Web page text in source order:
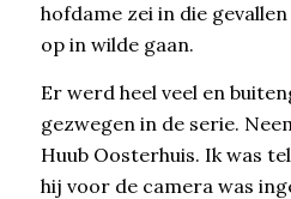
hofdame zei in die
op in wilde gaan.
Er werd heel veel en
gezwegen in de serie.
Huub Oosterhuis. Ik was
hij voor de camera was